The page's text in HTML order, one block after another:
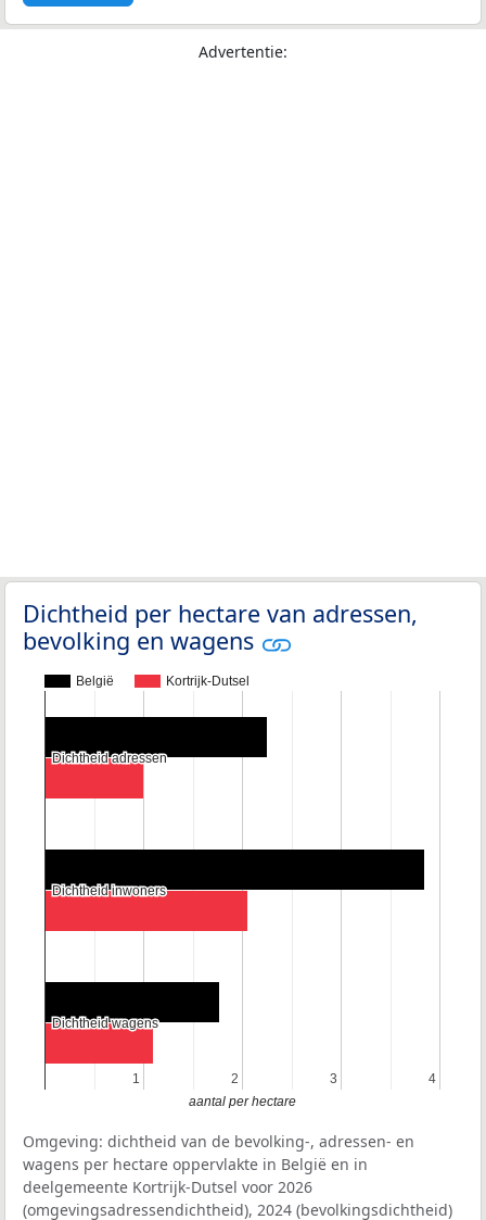
Advertentie:
Dichtheid per hectare van adressen,
bevolking en wagens
België Kortrijk-Dutsel
1
1 2
2 3
3 4
4
Dichtheid adressen
Dichtheid adressen
Dichtheid inwoners
Dichtheid inwoners
Dichtheid wagens
Dichtheid wagens
aantal per hectare
Omgeving: dichtheid van de bevolking-, adressen- en
wagens per hectare oppervlakte in België en in
deelgemeente Kortrijk-Dutsel voor 2026
(omgevingsadressendichtheid), 2024 (bevolkingsdichtheid)